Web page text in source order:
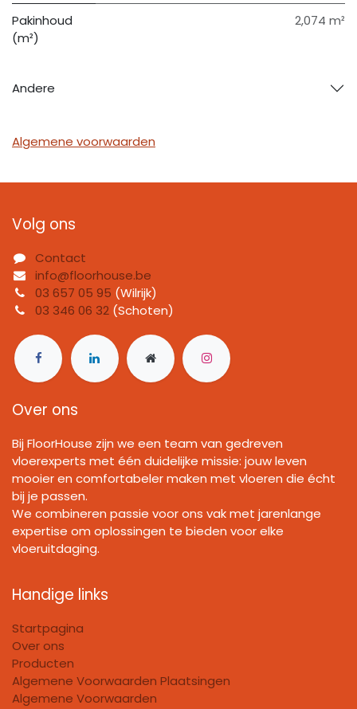
Pakinhoud
(m²)
2,074 m²
Andere
Algemene voorwaarden
Volg ons
Contact
info@floorhouse.be
03 657 05 95 (Wilrijk)
03 346 06 32 (Schoten)
Over ons
Bij FloorHouse zijn we een team van gedreven
vloerexperts met één duidelijke missie: jouw leven
mooier en comfortabeler maken met vloeren die écht
bij je passen.
We combineren passie voor ons vak met jarenlange
expertise om oplossingen te bieden voor elke
vloeruitdaging.
Handige links
Startpagina
Over ons
Producten
Algemene Voorwaarden Plaatsingen
Algemene Voorwaarden